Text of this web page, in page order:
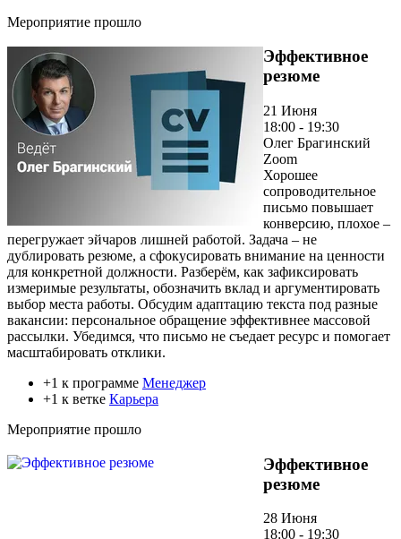
Мероприятие прошло
Эффективное
резюме
21 Июня
18:00 - 19:30
Олег Брагинский
Zoom
Хорошее
сопроводительное
письмо повышает
конверсию, плохое –
перегружает эйчаров лишней работой. Задача – не
дублировать резюме, а сфокусировать внимание на ценности
для конкретной должности. Разберём, как зафиксировать
измеримые результаты, обозначить вклад и аргументировать
выбор места работы. Обсудим адаптацию текста под разные
вакансии: персональное обращение эффективнее массовой
рассылки. Убедимся, что письмо не съедает ресурс и помогает
масштабировать отклики.
+1 к программе Менеджер
+1 к ветке Карьера
Мероприятие прошло
Эффективное
резюме
28 Июня
18:00 - 19:30